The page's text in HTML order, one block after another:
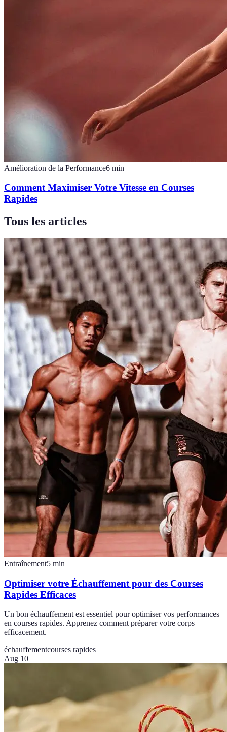
Amélioration de la Performance6 min
Comment Maximiser Votre Vitesse en Courses
Rapides
Tous les articles
Entraînement5 min
Optimiser votre Échauffement pour des Courses
Rapides Efficaces
Un bon échauffement est essentiel pour optimiser vos performances
en courses rapides. Apprenez comment préparer votre corps
efficacement.
échauffementcourses rapides
Aug 10